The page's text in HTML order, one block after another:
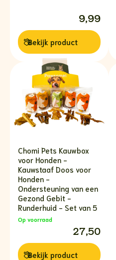
9,99
Bekijk product
Chomi Pets Kauwbox
voor Honden -
Kauwstaaf Doos voor
Honden -
Ondersteuning van een
Gezond Gebit -
Runderhuid - Set van 5
Op voorraad
27,50
Bekijk product